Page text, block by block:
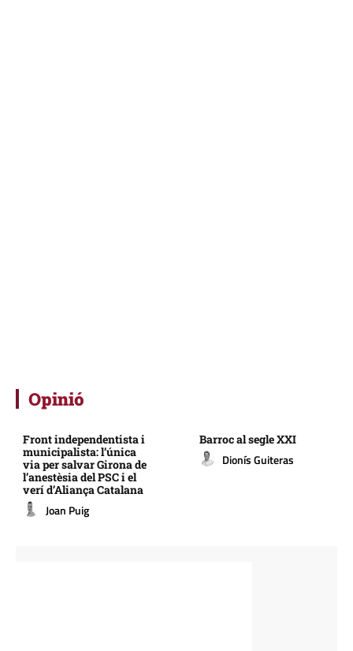
Opinió
Front independentista i
municipalista: l’única
via per salvar Girona de
l’anestèsia del PSC i el
verí d’Aliança Catalana
Joan Puig
Barroc al segle XXI
Dionís Guiteras